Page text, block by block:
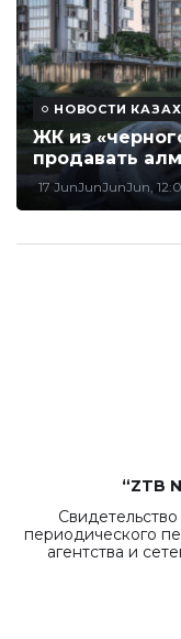
НОВОСТИ
ЖК из
продавать
17 JunJunJunJun,
“ZTB
периодического
агентства и